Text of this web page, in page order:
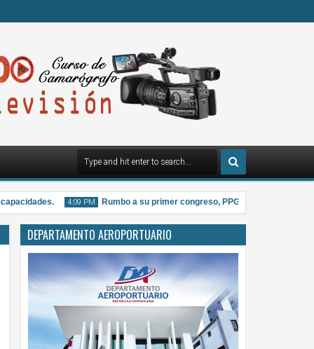
4:09 PM
2026
Rumbo a su primer congreso, PPG distribuye material
DEPARTAMENTO AEROPORTUARIO